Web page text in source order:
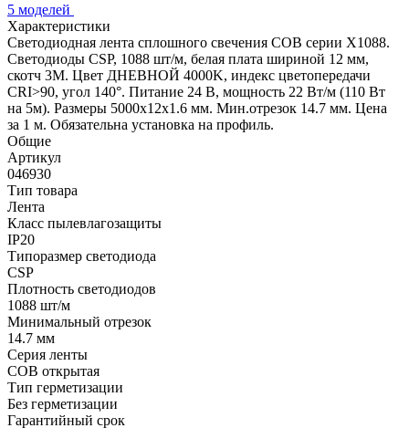
5 моделей
Характеристики
Светодиодная лента сплошного свечения COB серии X1088.
Светодиоды CSP, 1088 шт/м, белая плата шириной 12 мм,
скотч 3M. Цвет ДНЕВНОЙ 4000K, индекс цветопередачи
CRI>90, угол 140°. Питание 24 В, мощность 22 Вт/м (110 Вт
на 5м). Размеры 5000х12х1.6 мм. Мин.отрезок 14.7 мм. Цена
за 1 м. Обязательна установка на профиль.
Общие
Артикул
046930
Тип товара
Лента
Класс пылевлагозащиты
IP20
Типоразмер светодиода
CSP
Плотность светодиодов
1088 шт/м
Минимальный отрезок
14.7 мм
Серия ленты
COB открытая
Тип герметизации
Без герметизации
Гарантийный срок